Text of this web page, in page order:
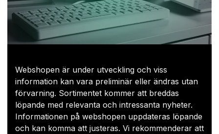
Webshopen är under utveckling och viss
information kan vara preliminär eller ändras utan
förvarning. Sortimentet kommer att breddas
löpande med relevanta och intressanta nyheter.
Informationen på webshopen uppdateras löpande
och kan komma att justeras. Vi rekommenderar att